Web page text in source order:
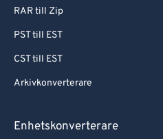
RAR till Zip
PST till EST
CST till EST
Arkivkonverterare
Enhetskonverterare